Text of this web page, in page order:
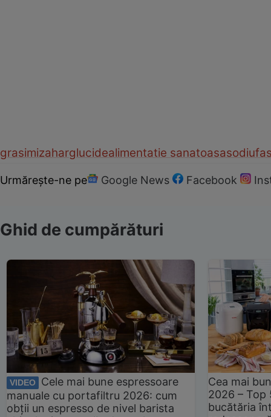
grasimizaharglucidealimentatie sanatoasasodiu
Urmărește-ne pe Google News Facebook
Ghid de cumpărături
VIDEO
Cele mai bune espressoare
manuale cu portafiltru 2026: cum
obții un espresso de nivel barista
Cea mai
2026 –
bucătăria